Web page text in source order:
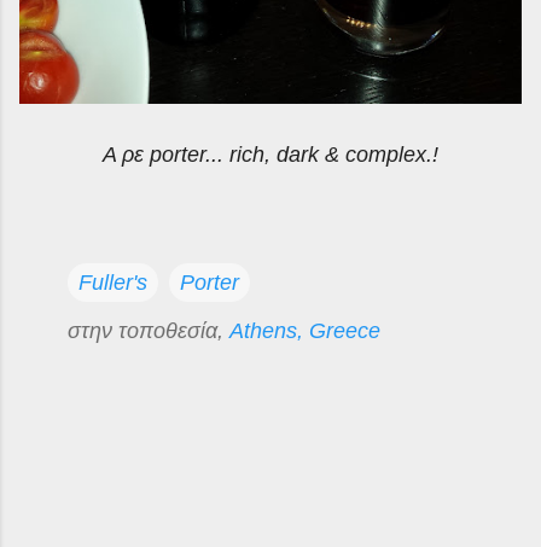
Α ρε porter... rich, dark & complex.!
Fuller's
Porter
στην τοποθεσία,Athens, Greece